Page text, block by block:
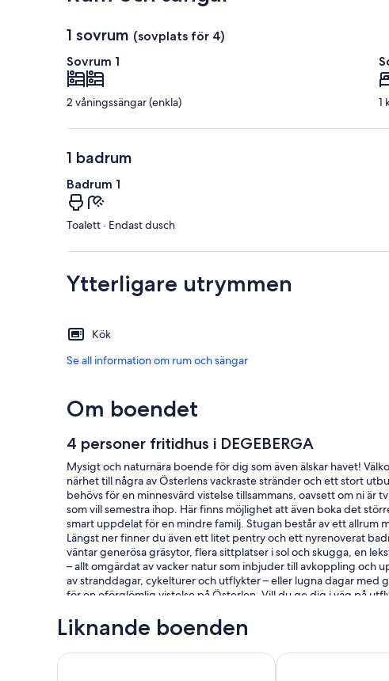
1 sovrum (sovplats för 4)
Sovrum 1
2 våningssängar (enkla) 1
1 badrum
Badrum 1
Toalett · Endast dusch
Ytterligare utrymmen
Kök
Se all information om rum och sängar
Om boendet
4 personer fritidhus i DEGEBERGA
Mysigt och naturnära boende för dig som även älskar havet!
närhet till några av Österlens vackraste stränder och ett stort
behövs för en minnesvärd vistelse tillsammans, oavsett om ni är
som vill semestra ihop. Här finns möjlighet att även boka det
smart uppdelat för en mindre familj. Stugan består av ett allrum
Längst ner finner du även ett litet pentry och ett nyrenoverat
väntar generösa gräsytor, flera sittplatser i sol och skugga, en
– allt omgärdat av vacker natur som inbjuder till avkoppling och
av stranddagar, cykelturer och utflykter – eller lugna dagar
för en oförglömlig vistelse på Österlen. Vill du ge dig i väg på
Solgården och Café boule som är mycket uppskattade. Du har
eller bara promenera omkring. Du har ett väldigt omtalat Café
även ett besök på Gamla bageriet – Örnahusen, Fredrik på
Kåseberga och mycket mer. För barnen finns det mycket att
Liknande boenden
Två härliga gäststugor i Juleboda alldeles nära fantastisk
6 personer fritidhus